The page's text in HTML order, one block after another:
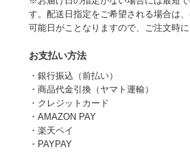
す。配送日指定をご希望される場合は
可能日がことなりますので、ご注文時
お支払い方法
・銀行振込（前払い）
・商品代金引換（ヤマト運輸）
・クレジットカード
・AMAZON PAY
・楽天ペイ
・PAYPAY